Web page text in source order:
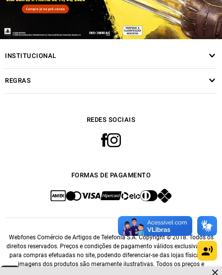
Dúvidas sobre produtos?
INSTITUCIONAL
REGRAS
REDES SOCIAIS
FORMAS DE PAGAMENTO
Webfones Comércio de Artigos de Telefonia S.A. Copyright © 2018. Todos os
direitos reservados. Preços e condições de pagamento válidos exclusivamente
para compras efetuadas no site, podendo diferenciar-se das lojas físicas. As
imagens dos produtos são meramente ilustrativas. Todos os preços e